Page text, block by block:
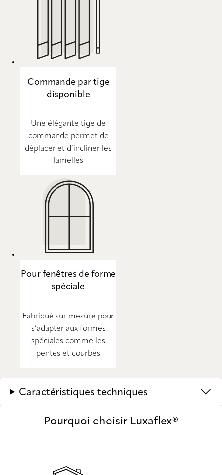
Commande par tige
disponible
Une élégante tige de
commande permet de
déplacer et d’incliner les
lamelles
Pour fenêtres de forme
spéciale
Fabriqué sur mesure pour
s’adapter aux formes
spéciales comme les
pentes et courbes
Caractéristiques techniques
Pourquoi choisir Luxaflex®